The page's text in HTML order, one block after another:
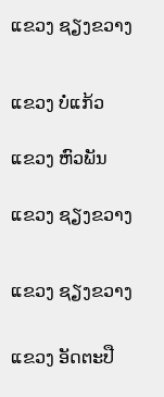
ແຂວງ ຊຽງຂວາງ
ແຂວງ ບໍ່ແກ້ວ
ແຂວງ ຫົວພັນ
ແຂວງ ຊຽງຂວາງ
ແຂວງ ຊຽງຂວາງ
ແຂວງ ອັດຕະປື